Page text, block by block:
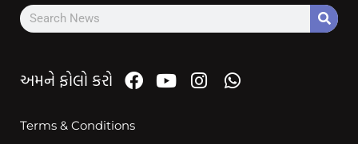
અમને ફોલો કરો
Terms & Conditions